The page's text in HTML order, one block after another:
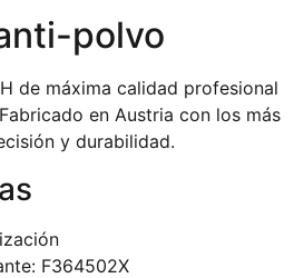
polvo
de máxima calidad profesional
en Austria con los más
y durabilidad.
F364502X